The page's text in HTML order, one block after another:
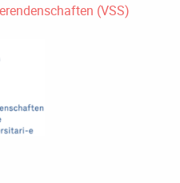
(VSS)